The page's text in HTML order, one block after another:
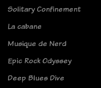
Solitary Confinement
La cabane
Musique de Nerd
Epic Rock Odyssey
Deep Blues Dive